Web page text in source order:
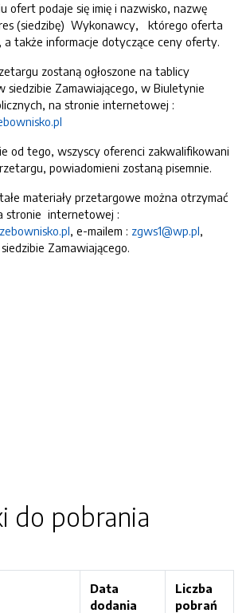
ofert podaje się imię i nazwisko, nazwę
(siedzibę) Wykonawcy, którego oferta
także informacje dotyczące ceny oferty.
zostaną ogłoszone na tablicy
siedzibie Zamawiającego, w Biuletynie
na stronie internetowej :
tego, wszyscy oferenci zakwalifikowani
powiadomieni zostaną pisemnie.
materiały przetargowe można otrzymać
stronie internetowej :
, e-mailem : zgws1@wp.pl,
Zamawiającego.
do pobrania
Data
dodania
Liczba
pobrań